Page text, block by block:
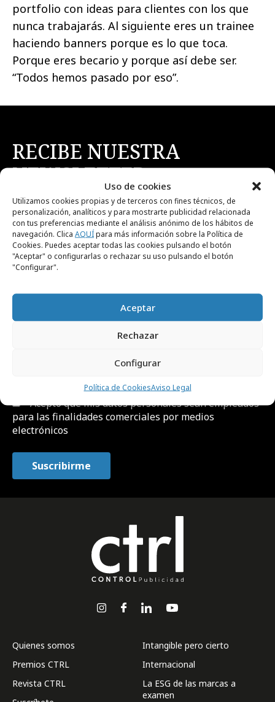
Uso de cookies
Utilizamos cookies propias y de terceros con fines técnicos, de
personalización, analíticos y para mostrarte publicidad relacionada
con tus preferencias mediante el análisis anónimo de los hábitos de
navegación. Clica AQUÍpara más información sobre la Política de
Cookies. Puedes aceptar todas las cookies pulsando el botón
"Aceptar" o configurarlas o rechazar su uso pulsando el botón
"Configurar".
Aceptar
Rechazar
Configurar
Política de CookiesAviso Legal
portfolio con ideas para clientes con los que
nunca trabajarás. Al siguiente eres un trainee
haciendo banners porque es lo que toca.
Porque eres becario y porque así debe ser.
“Todos hemos pasado por eso”.
RECIBE NUESTRA
NEWSLETTER
Suscríbete gratis a nuestra newsletter para
recibir cada día el contenido más actual sobre
creatividad, publicidad, marketing, y
comunicación.
He leído y acepto elAviso Legal y la Política de
Acepto que mis datos personales sean empleados
para las finalidades comerciales por medios
electrónicos
Quienes somos
Premios CTRL
Revista CTRL
Intangible pero cierto
Internacional
La ESG de las marcas a
examen